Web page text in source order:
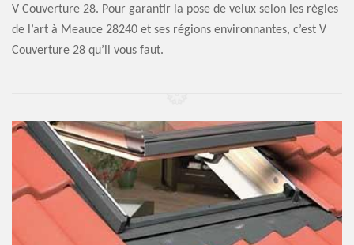
V Couverture 28. Pour garantir la pose de velux selon les règles
de l’art à Meauce 28240 et ses régions environnantes, c’est V
Couverture 28 qu’il vous faut.